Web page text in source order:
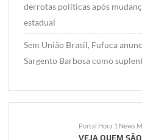
derrotas políticas após
estadual
Sem União Brasil, Fufuca
Sargento Barbosa como
Portal Hora 1 News
VEJA QUEM